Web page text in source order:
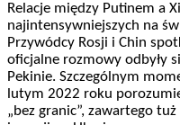
Relacje między Putinem a
najintensywniejszych na
Przywódcy Rosji i Chin
oficjalne rozmowy odbyły
Pekinie. Szczególnym
lutym 2022 roku
„bez granic”, zawartego